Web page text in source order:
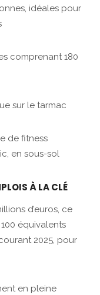
idéales pour
comprenant 180
sur le tarmac
de fitness
en sous-sol
À LA CLÉ
d’euros, ce
équivalents
2025, pour
en pleine